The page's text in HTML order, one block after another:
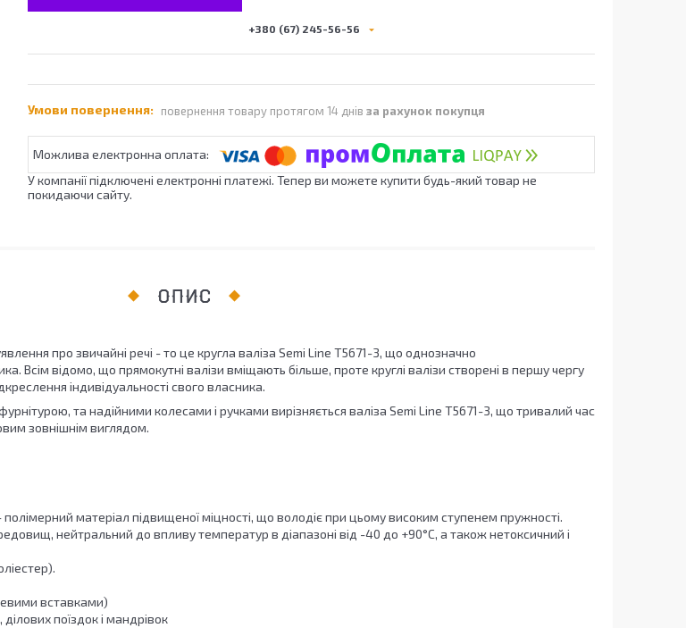
+380 (67) 245-56-56
повернення товару протягом 14 днів за рахунок покупця
У компанії підключені електронні платежі. Тепер ви можете купити будь-який товар не
покидаючи сайту.
ОПИС
про звичайні речі - то це кругла валіза Semi Line T5671-3, що однозначно
Всім відомо, що прямокутні валізи вміщають більше, проте круглі валізи створені в першу чергу
індивідуальності свого власника.
та надійними колесами і ручками вирізняється валіза Semi Line T5671-3, що тривалий час
зовнішнім виглядом.
матеріал підвищеної міцності, що володіє при цьому високим ступенем пружності.
нейтральний до впливу температур в діапазоні від -40 до +90°С, а також нетоксичний і
вставками)
поїздок і мандрівок